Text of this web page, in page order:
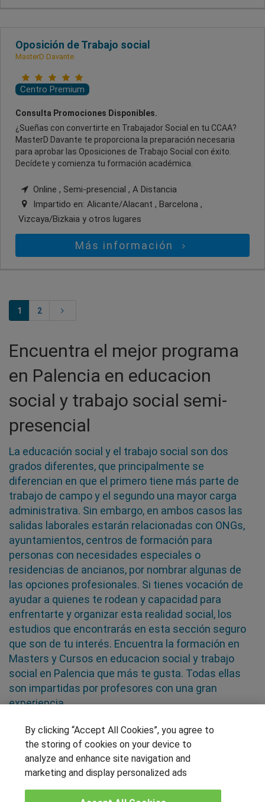
Oposición de Trabajo social
MasterD Davante
Centro Premium
Consulta Promociones Disponibles.
¿Sueñas con convertirte en Trabajador Social en tu CCAA?
MasterD Davante te proporciona la preparación necesaria
para aprobar las Oposiciones de Trabajo Social con éxito.
Decídete y comienza tu formación académica.
Online , Semi-presencial , A Distancia
Impartido en: Alicante/Alacant , Barcelona ,
Vizcaya/Bizkaia y otros lugares
Más información
1 2
Encuentra el mejor programa
en Palencia en educacion
social y trabajo social semi-
presencial
La educación social y el trabajo social son dos
grados diferentes, que principalmente se
diferencian en que el primero tiene más parte de
trabajo de campo y el segundo una mayor carga
administrativa. Sin embargo, en ambos casos las
salidas laborales estarán relacionadas con ONGs,
ayuntamientos, centros de formación para
personas con necesidades especiales o
residencias de ancianos, por nombrar algunas de
las opciones profesionales. Si tienes vocación de
ayudar a quienes te rodean y capacidad para
enfrentarte y organizar esta realidad social, los
estudios que encontrarás en esta sección seguro
que son de tu interés. Encuentra la formación en
Masters y Cursos en educacion social y trabajo
social en Palencia que más te gusta. Todas ellas
son impartidas por profesores con una gran
experiencia
SÍGUENOS EN LAS REDES
OTROS GRUPOS DE INTERES
By clicking “Accept All Cookies”, you agree to
the storing of cookies on your device to
analyze and enhance site navigation and
marketing and display personalized ads